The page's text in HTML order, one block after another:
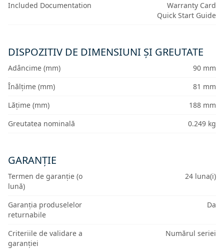
Included Documentation
Warranty Card
Quick Start Guide
DISPOZITIV DE DIMENSIUNI ȘI GREUTATE
Adâncime (mm)
90 mm
Înălțime (mm)
81 mm
Lățime (mm)
188 mm
Greutatea nominală
0.249 kg
GARANȚIE
Termen de garanție (o
lună)
24 luna(i)
Garanția produselelor
returnabile
Da
Criteriile de validare a
garanției
Numărul seriei